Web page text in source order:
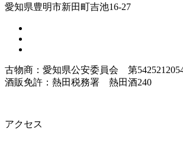
愛知県豊明市新田町吉池16-27
古物商：愛知県公安委員会 第
酒販免許：熱田税務署 熱田酒240
アクセス